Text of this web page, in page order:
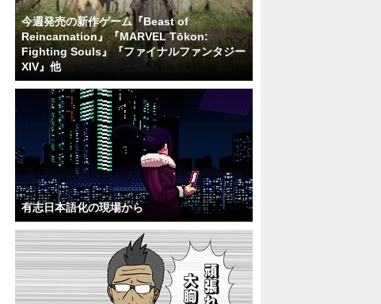
今週発売の新作ゲーム『Beast of
Reincarnation』『MARVEL Tōkon:
Fighting Souls』『ファイナルファンタジー
XIV』他
有志日本語化の現場から